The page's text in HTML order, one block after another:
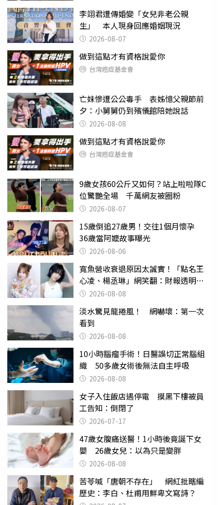
李翊君遭傳婚變「女兒非老公親
生」 本人現身回應婚姻現況
2026-08-07
做到這點才有資格說愛你
台灣癌症基金會
亡妹慘遭公公毒手 表姊憶父親節前
夕：小舅舅仍到殯儀館陪她說話
2026-08-08
做到這點才有資格說愛你
台灣癌症基金會
9歲女孩60公斤又如何？站上啦啦隊C
位驚艷全場 千萬網友被圈粉
2026-08-07
15歲倒追27歲男！交往1個月懷孕
36歲當阿嬤故事曝光
2026-08-06
寬魚營收衰退原因太誠實！「點名王
心凌、楊丞琳」網笑翻：財報透明度
滿分2026-08-08
淡水驚見龍捲風！ 網嚇壞：第一次
看到
2026-08-08
10小時腦瘤手術！日醫誤切正常腦組
織 50多歲女術後無法自主呼吸
2026-08-08
女子入住飯店遇停電 摸黑下樓被員
工告知：倒閉了
2026-07-17
47歲女腹痛送醫！1小時後竟誕下女
嬰 26歲女兒：以為只是變胖
2026-08-08
苦苓喊「唐朝不存在」 網紅批瞎編
歷史：李白、杜甫用鮮卑文寫詩？